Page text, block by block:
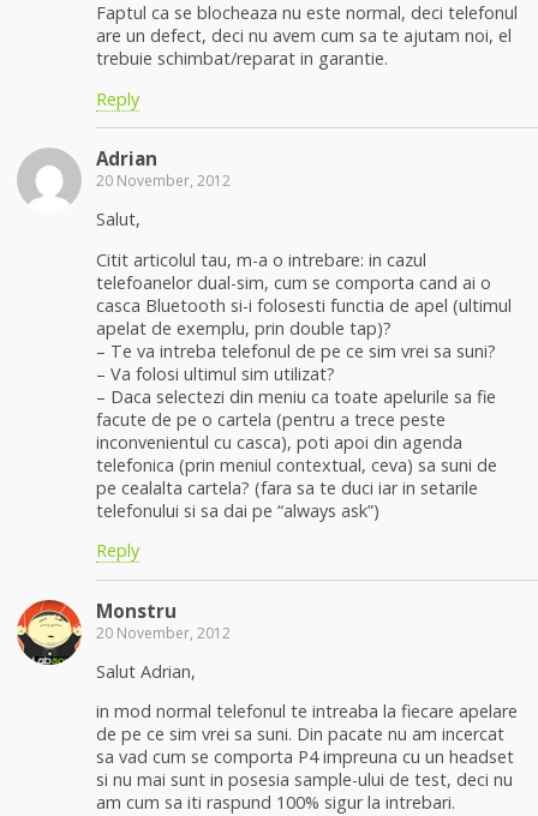
Faptul ca se blocheaza nu este normal, deci telefonul
are un defect, deci nu avem cum sa te ajutam noi, el
trebuie schimbat/reparat in garantie.
Reply
Adrian
20 November, 2012
Salut,
Citit articolul tau, m-a o intrebare: in cazul
telefoanelor dual-sim, cum se comporta cand ai o
casca Bluetooth si-i folosesti functia de apel (ultimul
apelat de exemplu, prin double tap)?
– Te va intreba telefonul de pe ce sim vrei sa suni?
– Va folosi ultimul sim utilizat?
– Daca selectezi din meniu ca toate apelurile sa fie
facute de pe o cartela (pentru a trece peste
inconvenientul cu casca), poti apoi din agenda
telefonica (prin meniul contextual, ceva) sa suni de
pe cealalta cartela? (fara sa te duci iar in setarile
telefonului si sa dai pe “always ask”)
Reply
Monstru
20 November, 2012
Salut Adrian,
in mod normal telefonul te intreaba la fiecare apelare
de pe ce sim vrei sa suni. Din pacate nu am incercat
sa vad cum se comporta P4 impreuna cu un headset
si nu mai sunt in posesia sample-ului de test, deci nu
am cum sa iti raspund 100% sigur la intrebari.